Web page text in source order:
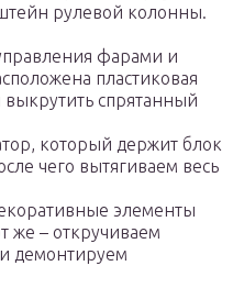
рулевой колонны.
фарами и
пластиковая
спрятанный
который держит блок
чего вытягиваем весь
элементы
же – откручиваем
демонтируем